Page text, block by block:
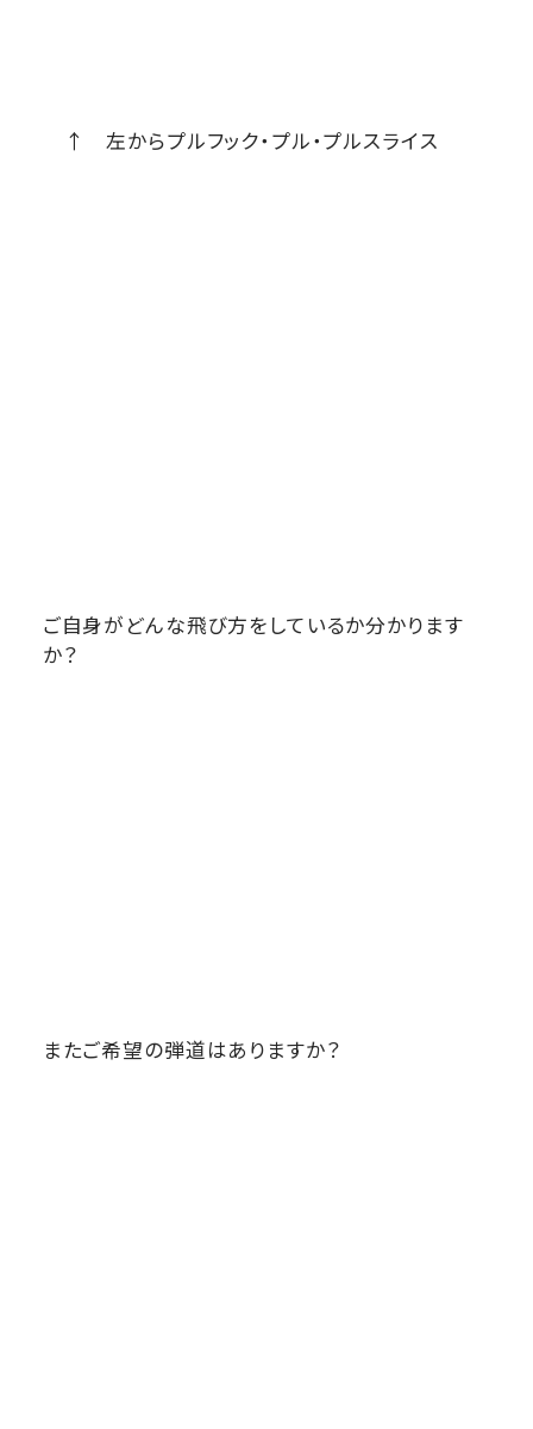
↑ 左からプルフック・プル・プルスライス
ご自身がどんな飛び方をしているか分かります
か？
またご希望の弾道はありますか？